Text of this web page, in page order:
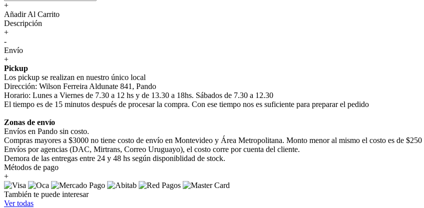
+
Añadir Al Carrito
Descripción
+
-
Envío
+
Pickup
Los pickup se realizan en nuestro único local
Dirección: Wilson Ferreira Aldunate 841, Pando
Horario: Lunes a Viernes de 7.30 a 12 hs y de 13.30 a 18hs. Sábados de 7.30 a 12.30
El tiempo es de 15 minutos después de procesar la compra. Con ese tiempo nos es suficiente para preparar el pedido
Zonas de envío
Envíos en Pando sin costo.
Compras mayores a $3000 no tiene costo de envío en Montevideo y Área Metropolitana. Monto menor al mismo el costo es de $250
Envíos por agencias (DAC, Mirtrans, Correo Uruguayo), el costo corre por cuenta del cliente.
Demora de las entregas entre 24 y 48 hs según disponiblidad de stock.
Métodos de pago
+
También te puede interesar
Ver todas